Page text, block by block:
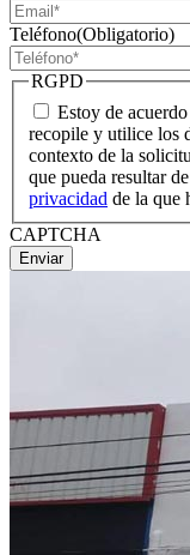
Teléfono(Obligatorio)
RGPD
Estoy de
recopile y utilice los
contexto de la
que pueda resultar
privacidad de la que
CAPTCHA